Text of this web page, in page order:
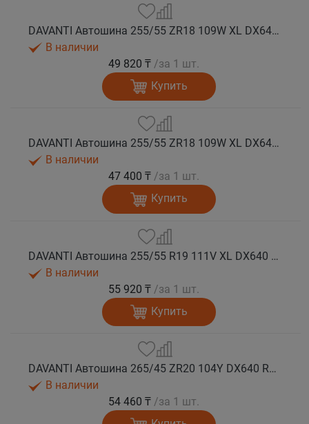
DAVANTI Автошина 255/55 ZR18 109W XL DX640 RPR лето (Таиланд)
В наличии
49 820 ₸ /за 1 шт.
Купить
DAVANTI Автошина 255/55 ZR18 109W XL DX640 RPR лето
В наличии
47 400 ₸ /за 1 шт.
Купить
DAVANTI Автошина 255/55 R19 111V XL DX640 RPR лето
В наличии
55 920 ₸ /за 1 шт.
Купить
DAVANTI Автошина 265/45 ZR20 104Y DX640 RPR лето
В наличии
54 460 ₸ /за 1 шт.